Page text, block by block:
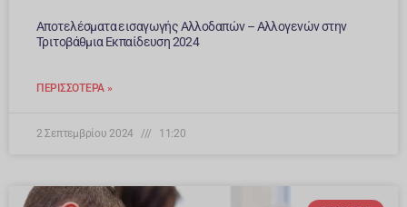
Αποτελέσματα εισαγωγής Αλλοδαπών – Αλλογενών στην
Τριτοβάθμια Εκπαίδευση 2024
ΠΕΡΙΣΣΌΤΕΡΑ »
2 Σεπτεμβρίου 2024 11:20